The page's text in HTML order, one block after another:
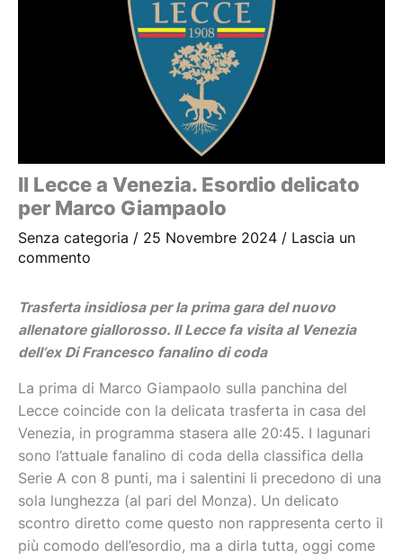
Il Lecce a Venezia. Esordio delicato
per Marco Giampaolo
Senza categoria / 25 Novembre 2024 / Lascia un
commento
Trasferta insidiosa per la prima gara del nuovo
allenatore giallorosso. Il Lecce fa visita al Venezia
dell’ex Di Francesco fanalino di coda
La prima di Marco Giampaolo sulla panchina del
Lecce coincide con la delicata trasferta in casa del
Venezia, in programma stasera alle 20:45. I lagunari
sono l’attuale fanalino di coda della classifica della
Serie A con 8 punti, ma i salentini li precedono di una
sola lunghezza (al pari del Monza). Un delicato
scontro diretto come questo non rappresenta certo il
più comodo dell’esordio, ma a dirla tutta, oggi come